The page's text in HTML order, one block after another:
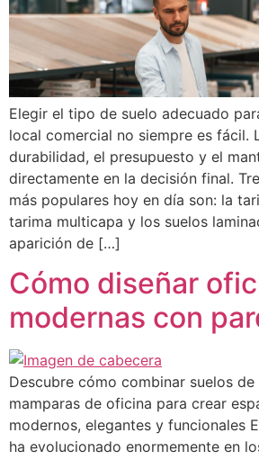
Elegir el tipo de suelo adecuado
local comercial no siempre es fácil.
durabilidad, el presupuesto y el
directamente en la decisión final.
más populares hoy en día son: la
tarima multicapa y los suelos
aparición de […]
Cómo diseñar
modernas con
Descubre cómo combinar suelos
mamparas de oficina para crear
modernos, elegantes y funcionales
ha evolucionado enormemente en